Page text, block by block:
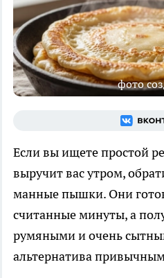
фото
Если вы ищете простой
выручит вас утром,
манные пышки. Они
считанные минуты, а
румяными и очень
альтернатива